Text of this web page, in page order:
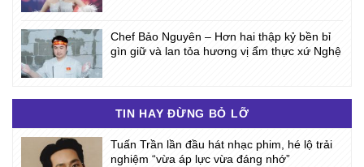
Chef Bảo Nguyên – Hơn hai thập kỷ bền bỉ
gìn giữ và lan tỏa hương vị ẩm thực xứ Nghệ
TIN HAY ĐỪNG BỎ LỠ
Tuấn Trần lần đầu hát nhạc phim, hé lộ trải
nghiệm “vừa áp lực vừa đáng nhớ”